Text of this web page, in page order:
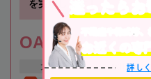
を実現します！
OAG税理士法人
大阪府 吹田市
不動産や株式等
お近くの専
詳し